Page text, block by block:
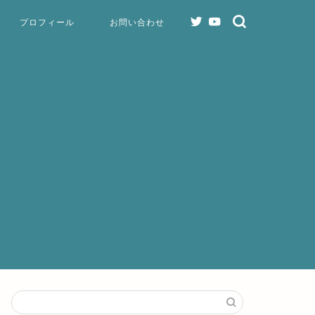
プロフィール お問い合わせ